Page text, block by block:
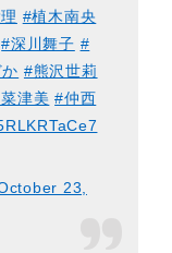
#植木南央
#深川舞子 #
#熊沢世莉
津美 #仲西
23,